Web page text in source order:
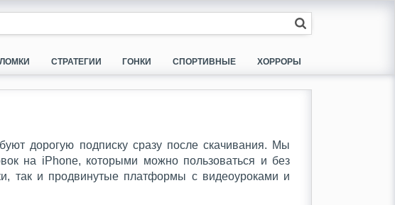
СТРАТЕГИИ ГОНКИ СПОРТИВНЫЕ ХОРРОРЫ
дорогую подписку сразу после скачивания. Мы
на iPhone, которыми можно пользоваться и без
так и продвинутые платформы с видеоуроками и